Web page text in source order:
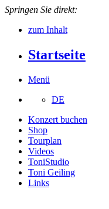
Springen Sie direkt:
zum Inhalt
Startseite
Menü
DE
Konzert buchen
Shop
Tourplan
Videos
ToniStudio
Toni Geiling
Links